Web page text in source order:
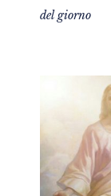
del giorno